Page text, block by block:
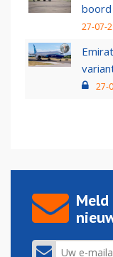
boord
27-07-
27-